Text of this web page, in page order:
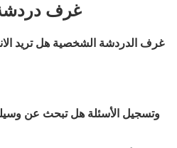
غرف
غرف الدردشة الشخصية هل تريد
وتسجيل الأسئلة هل تبحث عن